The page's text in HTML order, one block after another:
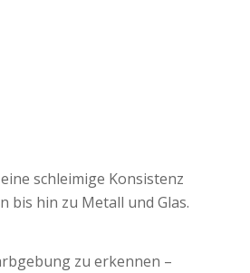
schleimige Konsistenz
bis hin zu Metall und Glas.
zu erkennen –